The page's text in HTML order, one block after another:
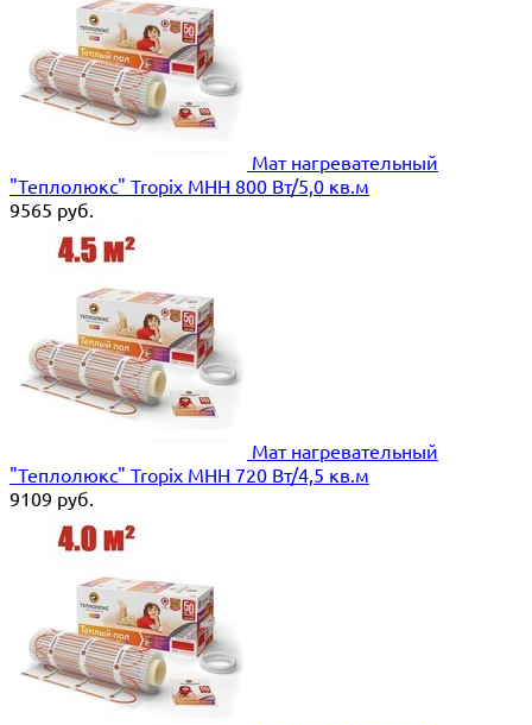
Мат нагревательный
"Теплолюкс" Tropix МНН 800 Вт/5,0 кв.м
9565 руб.
Мат нагревательный
"Теплолюкс" Tropix МНН 720 Вт/4,5 кв.м
9109 руб.